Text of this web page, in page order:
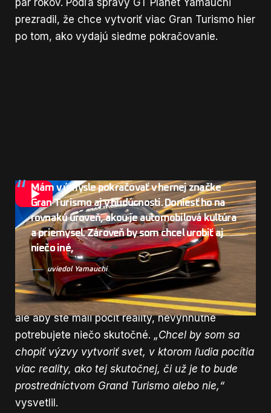
prezradil, že chce vytvoriť viac Gran Turismo hier
po tom, ako vydajú siedme pokračovanie.
Mám v úmysle pokračovať v hernej značke
Gran Turismo aj v budúcnosti. Doniesť ho na
rovnakú úroveň, akou je automobilová kultúra
a priemysel. Zároveň by som chcel urobiť aj
niečo iné,
uviedol Yamauchi
Yamauchi ďalej dodal, že videohry už dlho túžia
byť „digitálnym dvojčaťom“ skutočného sveta,
ale aby ste mali pocit reality, nevyhnutne
potrebujete niečo skutočné. „Chcel by som sa
chopiť výzvy vytvoriť svet, v ktorom ľudia pocítia
viac reality, ako tej skutočnej, či už je to bude
prostredníctvom Grand Turismo alebo nie,“
vysvetlil.